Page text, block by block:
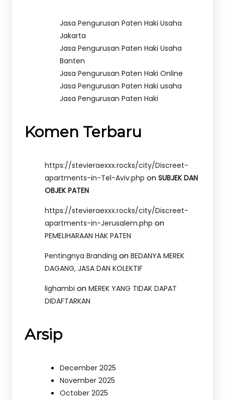
Jasa Pengurusan Paten Haki Usaha
Jakarta
Jasa Pengurusan Paten Haki Usaha
Banten
Jasa Pengurusan Paten Haki Online
Jasa Pengurusan Paten Haki usaha
Jasa Pengurusan Paten Haki
Komen Terbaru
https://stevieraexxx.rocks/city/Discreet-
apartments-in-Tel-Aviv.php on SUBJEK DAN
OBJEK PATEN
https://stevieraexxx.rocks/city/Discreet-
apartments-in-Jerusalem.php on
PEMELIHARAAN HAK PATEN
Pentingnya Branding on BEDANYA MEREK
DAGANG, JASA DAN KOLEKTIF
lighambi on MEREK YANG TIDAK DAPAT
DIDAFTARKAN
Arsip
December 2025
November 2025
October 2025